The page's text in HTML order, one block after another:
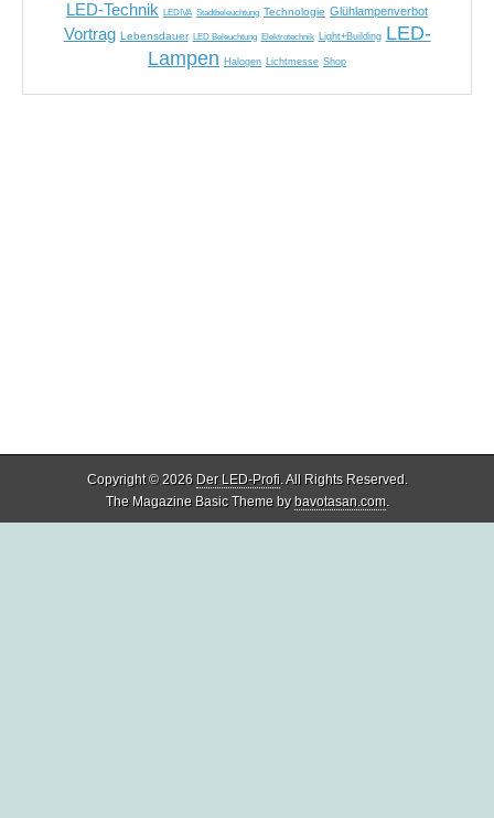
LED-Technik LEDIVA Stadtbeleuchtung Technologie Glühlampenverbot
Vortrag Lebensdauer LED Beleuchtung Elektrotechnik Light+Building LED-
Lampen Halogen Lichtmesse Shop
Copyright © 2026 Der LED-Profi. All Rights Reserved.
The Magazine Basic Theme bybavotasan.com.